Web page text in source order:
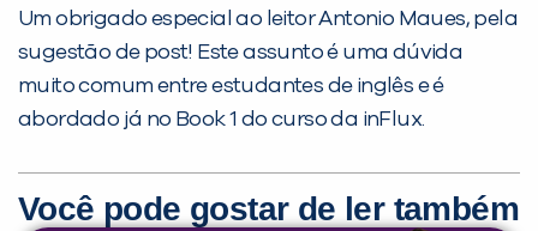
Um obrigado especial ao leitor Antonio Maues, pela
sugestão de post! Este assunto é uma dúvida
muito comum entre estudantes de inglês e é
abordado já no Book 1 do curso da inFlux.
Você pode gostar de ler também